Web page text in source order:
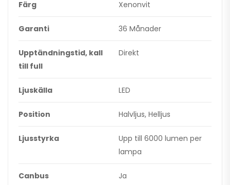
Färg Xenonvit
Garanti 36 Månader
Upptändningstid, kall
till full
Direkt
Ljuskälla LED
Position Halvljus, Helljus
Ljusstyrka
Upp till 6000 lumen per
lampa
Canbus Ja